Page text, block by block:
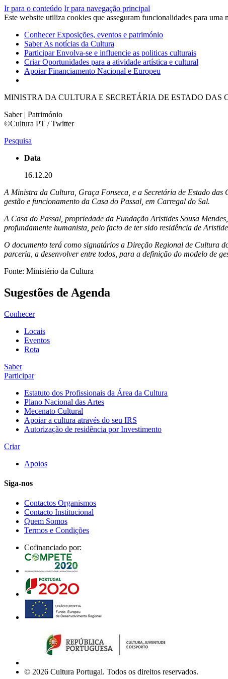
Ir para o conteúdo Ir para navegação principal
Este website utiliza cookies que asseguram funcionalidades para
ConhecerExposições, eventos e património
SaberAs notícias da Cultura
ParticiparEnvolva-se e influencie as politicas culturais
CriarOportunidades para a atividade artística e cultural
ApoiarFinanciamento Nacional e Europeu
MINISTRA DA CULTURA E SECRETÁRIA DE ESTADO DAS
Saber | Património
©Cultura PT / Twitter
Pesquisa
Data
16.12.20
A Ministra da Cultura, Graça Fonseca, e a Secretária de Estado das
gestão e funcionamento da Casa do Passal, em Carregal do Sal.
A Casa do Passal, propriedade da Fundação Aristides Sousa
profundamente humanista, pelo facto de ter sido residência de
O documento terá como signatários a Direção Regional de Cultura
parceria, a desenvolver entre todos, para a definição do modelo de
Fonte: Ministério da Cultura
Sugestões de Agenda
Conhecer
Locais
Eventos
Rota
Saber
Participar
Estatuto dos Profissionais da Área da Cultura
Plano Nacional das Artes
Mecenato Cultural
Apoiar a cultura através do seu IRS
Autorização de residência por Investimento
Criar
Apoios
Siga-nos
Contactos Organismos
Contacto Institucional
Quem Somos
Termos e Condições
Cofinanciado por:
© 2026 Cultura Portugal. Todos os direitos reservados.